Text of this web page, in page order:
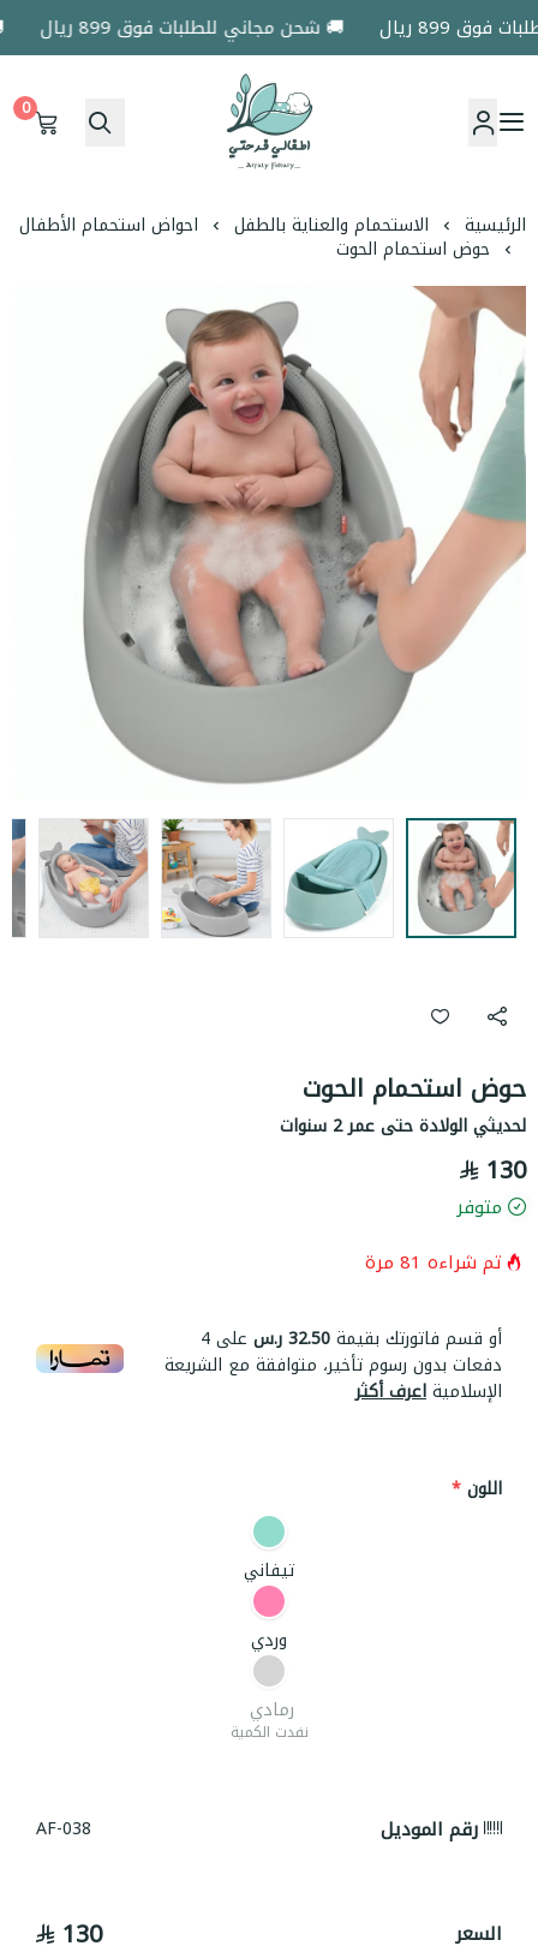
899 ريال 🚚 شحن مجاني للطلبات فوق 899 ريال
اطفالي فرحتي
0
الرئيسية الاستحمام والعناية بالطفل احواض استحمام الأطفال
حوض استحمام الحوت
حوض استحمام الحوت
لحديثي الولادة حتى عمر 2 سنوات
130
متوفر
تم شراءه 81 مرة
أو قسم فاتورتك بقيمة32.50 ر.س على4
دفعات بدون رسوم تأخير، متوافقة مع الشريعة
الإسلاميةاعرف أكثر
اللون*
تيفاني
وردي
رمادي
نفدت الكمية
رقم الموديل AF-038
السعر 130